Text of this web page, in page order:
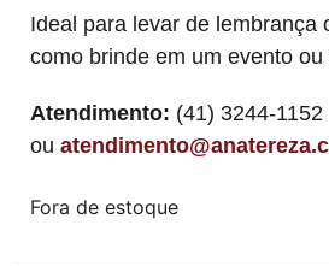
Ideal para levar de lembrança
como brinde em um evento ou
Atendimento: (41) 3244-1152
ou
Fora de estoque